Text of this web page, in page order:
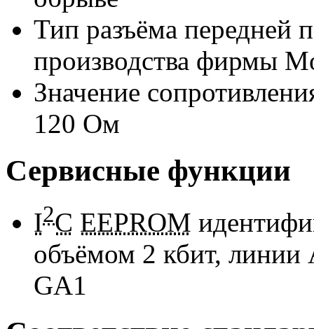
Тип разъёма передней
производства фирмы
Значение
120 Ом
Сервисные функции
I2C EEPROM
объёмом 2 кбит, линии
GA1